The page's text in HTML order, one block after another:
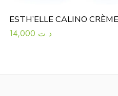
د.ت